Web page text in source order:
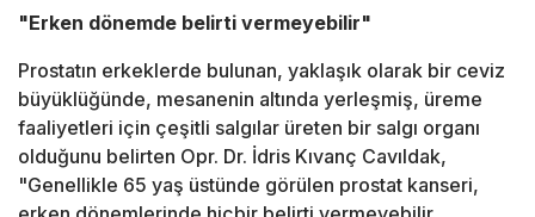
"Erken dönemde belirti vermeyebilir"
Prostatın erkeklerde bulunan, yaklaşık olarak bir ceviz
büyüklüğünde, mesanenin altında yerleşmiş, üreme
faaliyetleri için çeşitli salgılar üreten bir salgı organı
olduğunu belirten Opr. Dr. İdris Kıvanç Cavıldak,
"Genellikle 65 yaş üstünde görülen prostat kanseri,